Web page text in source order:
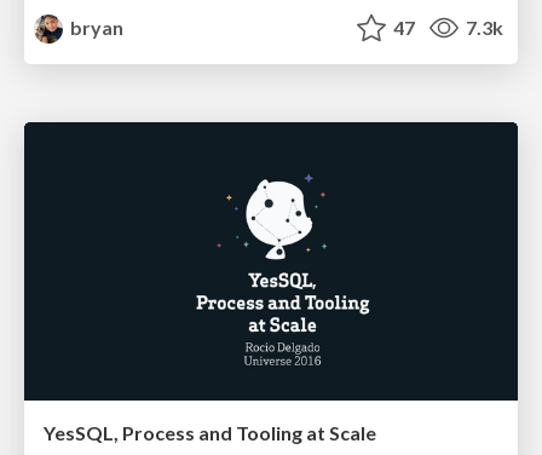
bryan
47 7.3k
YesSQL, Process and Tooling at Scale